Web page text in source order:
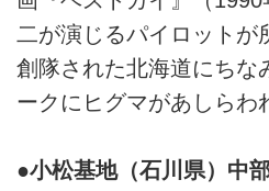
二が演じるパイロットが
創隊された北海道にちな
ークにヒグマがあしらわ
●小松基地（石川県）中